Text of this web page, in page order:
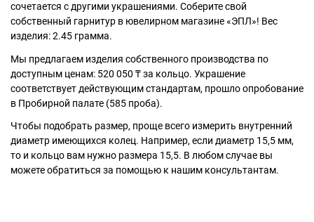
сочетается с другими украшениями. Соберите свой
собственный гарнитур в ювелирном магазине «ЭПЛ»! Вес
изделия: 2.45 грамма.
Мы предлагаем изделия собственного производства по
доступным ценам: 520 050 ₸за кольцо. Украшение
соответствует действующим стандартам, прошло опробование
в Пробирной палате (585 проба).
Чтобы подобрать размер, проще всего измерить внутренний
диаметр имеющихся колец. Например, если диаметр 15,5 мм,
то и кольцо вам нужно размера 15,5. В любом случае вы
можете обратиться за помощью к нашим консультантам.